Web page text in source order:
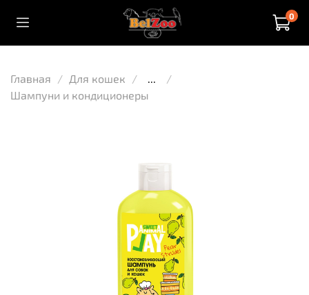
0
Главная Для кошек
...
Шампуни и кондиционеры